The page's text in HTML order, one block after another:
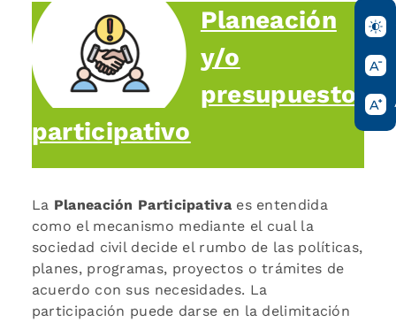
Planeación
y/o
presupuesto
participativo
La Planeación Participativaes entendida
como el mecanismo mediante el cual la
sociedad civil decide el rumbo de las políticas,
planes, programas, proyectos o trámites de
acuerdo con sus necesidades. La
participación puede darse en la delimitación